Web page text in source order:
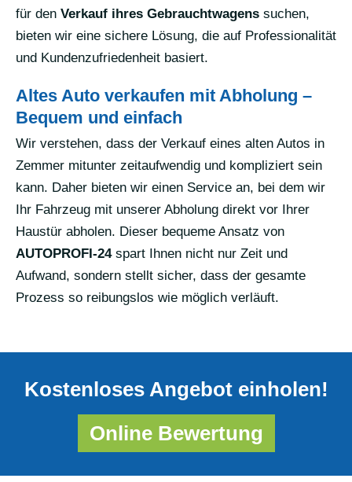
für den Verkauf ihres Gebrauchtwagens suchen,
bieten wir eine sichere Lösung, die auf Professionalität
und Kundenzufriedenheit basiert.
Altes Auto verkaufen mit Abholung –
Bequem und einfach
Wir verstehen, dass der Verkauf eines alten Autos in
Zemmer mitunter zeitaufwendig und kompliziert sein
kann. Daher bieten wir einen Service an, bei dem wir
Ihr Fahrzeug mit unserer Abholung direkt vor Ihrer
Haustür abholen. Dieser bequeme Ansatz von
AUTOPROFI-24spart Ihnen nicht nur Zeit und
Aufwand, sondern stellt sicher, dass der gesamte
Prozess so reibungslos wie möglich verläuft.
Kostenloses Angebot einholen!
Online Bewertung